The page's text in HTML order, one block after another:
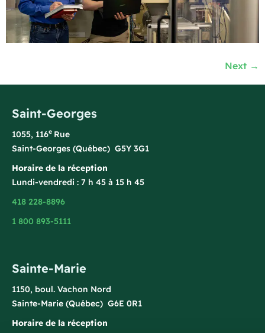
Next →
Saint-Georges
1055, 116e Rue
Saint-Georges (Québec) G5Y 3G1
Horaire de la réception
Lundi-vendredi : 7 h 45 à 15 h 45
418 228-8896
1 800 893-5111
Sainte-Marie
1150, boul. Vachon Nord
Sainte-Marie (Québec) G6E 0R1
Horaire de la réception